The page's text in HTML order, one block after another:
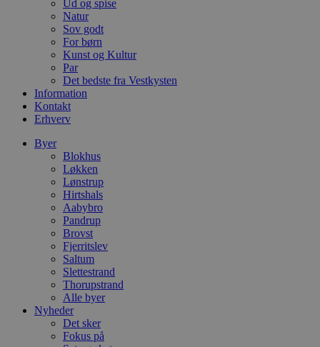
Ud og spise
Natur
Sov godt
For børn
Kunst og Kultur
Par
Det bedste fra Vestkysten
Information
Kontakt
Erhverv
Byer
Blokhus
Løkken
Lønstrup
Hirtshals
Aabybro
Pandrup
Brovst
Fjerritslev
Saltum
Slettestrand
Thorupstrand
Alle byer
Nyheder
Det sker
Fokus på